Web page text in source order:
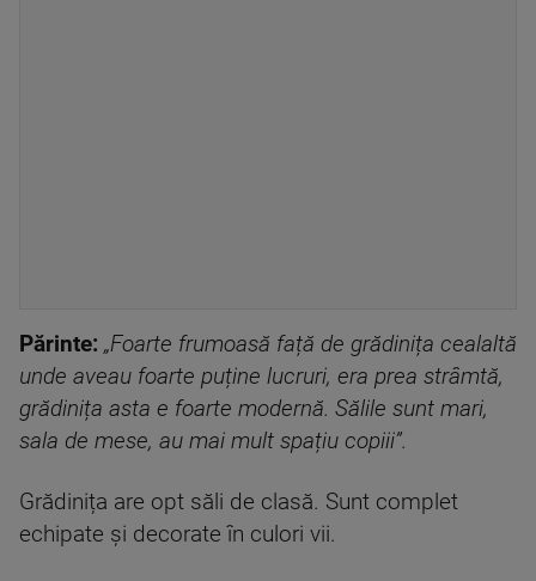
Părinte: „Foarte frumoasă față de grădinița cealaltă
unde aveau foarte puține lucruri, era prea strâmtă,
grădinița asta e foarte modernă. Sălile sunt mari,
sala de mese, au mai mult spațiu copiii”.
Grădinița are opt săli de clasă. Sunt complet
echipate și decorate în culori vii.